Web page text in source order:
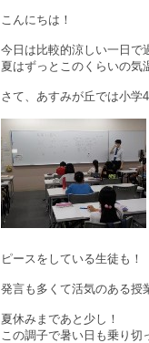
こんにちは！
今日は比較的涼しい一日で
夏はずっとこのくらいの気
さて、あすみが丘では小学
ピースをしている生徒も！
発言も多くて活気のある授
夏休みまであと少し！
この調子で暑い日も乗り切